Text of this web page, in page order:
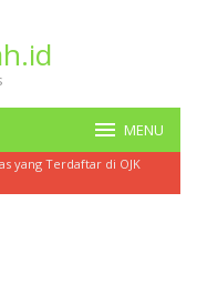
MENU
yang Terdaftar di OJK